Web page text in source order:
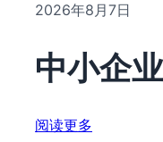
2026年8月7日
中小企
阅读更多